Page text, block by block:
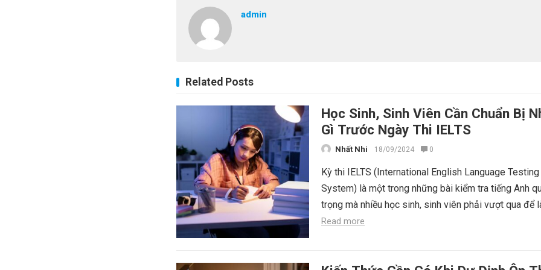
admin
Related Posts
Học Sinh, Sinh Viên Cần Chuẩn Bị
Gì Trước Ngày Thi IELTS
Nhất Nhi 18/09/2024 0
Kỳ thi IELTS (International English Language Testing
System) là một trong những bài kiểm tra tiếng Anh
trọng mà nhiều học sinh, sinh viên phải vượt qua để
Read more